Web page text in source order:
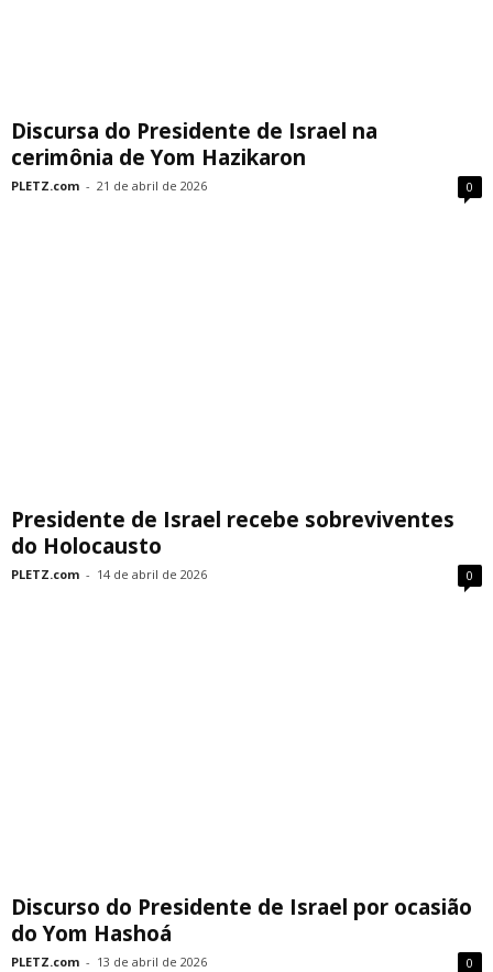
Discursa do Presidente de Israel na
cerimônia de Yom Hazikaron
PLETZ.com - 21 de abril de 2026 0
Presidente de Israel recebe sobreviventes
do Holocausto
PLETZ.com - 14 de abril de 2026 0
Discurso do Presidente de Israel por ocasião
do Yom Hashoá
PLETZ.com - 13 de abril de 2026 0